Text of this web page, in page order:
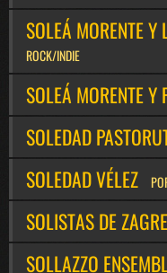
SOLEÁ MORENTE Y
ROCK/INDIE
SOLEÁ MORENTE Y
SOLEDAD
SOLEDAD VÉLEZ
SOLISTAS DE
SOLLAZZO